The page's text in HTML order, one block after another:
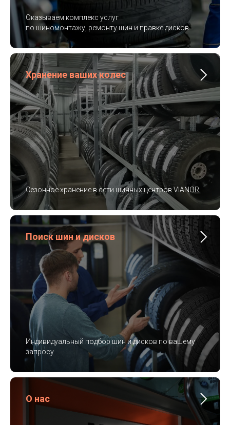
Оказываем комплекс услуг
по шиномонтажу, ремонту шин и правке дисков
Хранение ваших колес
Сезонное хранение в сети шинных центров VIANOR
Поиск шин и дисков
Индивидуальный подбор шин и дисков по вашему
запросу
О нас